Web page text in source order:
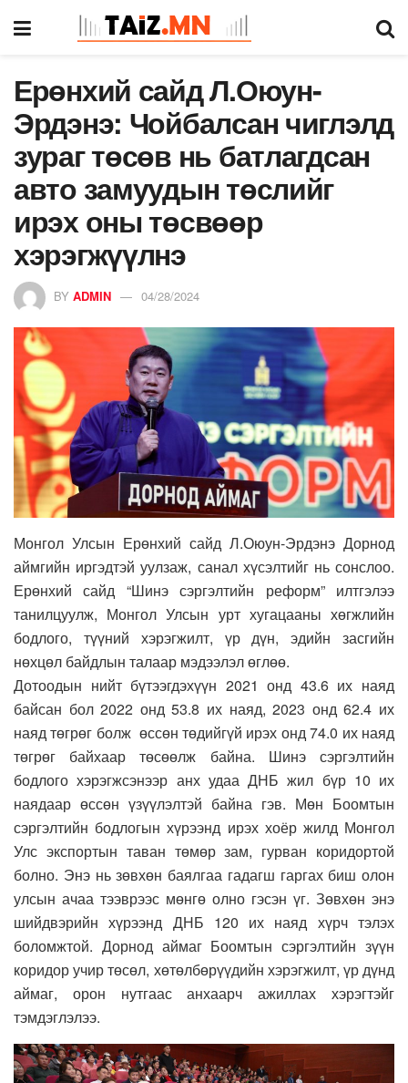
Ерөнхий сайд Л.Оюун-
Эрдэнэ: Чойбалсан чиглэлд
зураг төсөв нь батлагдсан
авто замуудын төслийг
ирэх оны төсвөөр
хэрэгжүүлнэ
BY ADMIN 04/28/2024
Монгол Улсын Ерөнхий сайд Л.Оюун-Эрдэнэ Дорнод
аймгийн иргэдтэй уулзаж, санал хүсэлтийг нь сонслоо.
Ерөнхий сайд “Шинэ сэргэлтийн реформ” илтгэлээ
танилцуулж, Монгол Улсын урт хугацааны хөгжлийн
бодлого, түүний хэрэгжилт, үр дүн, эдийн засгийн
нөхцөл байдлын талаар мэдээлэл өглөө.
Дотоодын нийт бүтээгдэхүүн 2021 онд 43.6 их наяд
байсан бол 2022 онд 53.8 их наяд, 2023 онд 62.4 их
наяд төгрөг болж өссөн төдийгүй ирэх онд 74.0 их наяд
төгрөг байхаар төсөөлж байна. Шинэ сэргэлтийн
бодлого хэрэгжсэнээр анх удаа ДНБ жил бүр 10 их
наядаар өссөн үзүүлэлтэй байна гэв. Мөн Боомтын
сэргэлтийн бодлогын хүрээнд ирэх хоёр жилд Монгол
Улс экспортын таван төмөр зам, гурван коридортой
болно. Энэ нь зөвхөн баялгаа гадагш гаргах биш олон
улсын ачаа тээврээс мөнгө олно гэсэн үг. Зөвхөн энэ
шийдвэрийн хүрээнд ДНБ 120 их наяд хүрч тэлэх
боломжтой. Дорнод аймаг Боомтын сэргэлтийн зүүн
коридор учир төсөл, хөтөлбөрүүдийн хэрэгжилт, үр дүнд
аймаг, орон нутгаас анхаарч ажиллах хэрэгтэйг
тэмдэглэлээ.